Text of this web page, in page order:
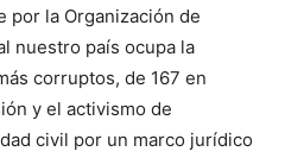
por la Organización de
nuestro país ocupa la
corruptos, de 167 en
y el activismo de
civil por un marco jurídico